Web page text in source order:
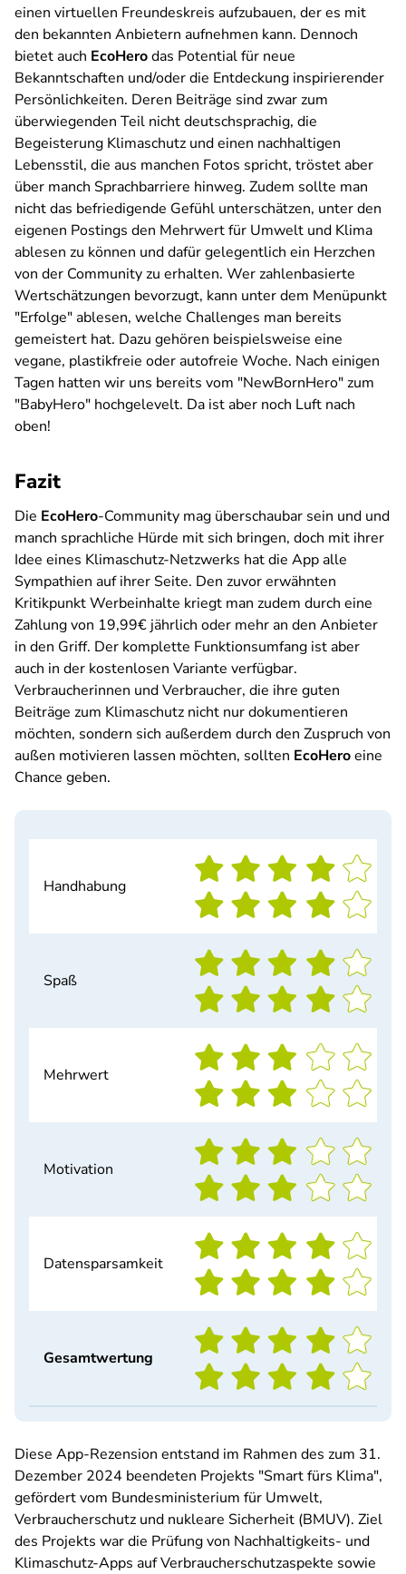
einen virtuellen Freundeskreis aufzubauen, der es mit
den bekannten Anbietern aufnehmen kann. Dennoch
bietet auch EcoHerodas Potential für neue
Bekanntschaften und/oder die Entdeckung inspirierender
Persönlichkeiten. Deren Beiträge sind zwar zum
überwiegenden Teil nicht deutschsprachig, die
Begeisterung Klimaschutz und einen nachhaltigen
Lebensstil, die aus manchen Fotos spricht, tröstet aber
über manch Sprachbarriere hinweg. Zudem sollte man
nicht das befriedigende Gefühl unterschätzen, unter den
eigenen Postings den Mehrwert für Umwelt und Klima
ablesen zu können und dafür gelegentlich ein Herzchen
von der Community zu erhalten. Wer zahlenbasierte
Wertschätzungen bevorzugt, kann unter dem Menüpunkt
"Erfolge" ablesen, welche Challenges man bereits
gemeistert hat. Dazu gehören beispielsweise eine
vegane, plastikfreie oder autofreie Woche. Nach einigen
Tagen hatten wir uns bereits vom "NewBornHero" zum
"BabyHero" hochgelevelt. Da ist aber noch Luft nach
oben!
Fazit
Die EcoHero-Community mag überschaubar sein und und
manch sprachliche Hürde mit sich bringen, doch mit ihrer
Idee eines Klimaschutz-Netzwerks hat die App alle
Sympathien auf ihrer Seite. Den zuvor erwähnten
Kritikpunkt Werbeinhalte kriegt man zudem durch eine
Zahlung von 19,99€ jährlich oder mehr an den Anbieter
in den Griff. Der komplette Funktionsumfang ist aber
auch in der kostenlosen Variante verfügbar.
Verbraucherinnen und Verbraucher, die ihre guten
Beiträge zum Klimaschutz nicht nur dokumentieren
möchten, sondern sich außerdem durch den Zuspruch von
außen motivieren lassen möchten, sollten EcoHeroeine
Chance geben.
Handhabung
Spaß
Mehrwert
Motivation
Datensparsamkeit
Gesamtwertung
Diese App-Rezension entstand im Rahmen des zum 31.
Dezember 2024 beendeten Projekts "Smart fürs Klima",
gefördert vom Bundesministerium für Umwelt,
Verbraucherschutz und nukleare Sicherheit (BMUV). Ziel
des Projekts war die Prüfung von Nachhaltigkeits- und
Klimaschutz-Apps auf Verbraucherschutzaspekte sowie